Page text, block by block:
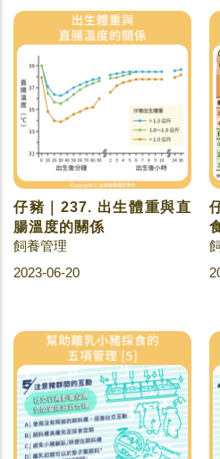
仔豬｜237. 出生體重與直
腸溫度的關係
飼養管理
2023-06-20